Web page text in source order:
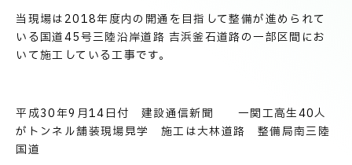
INFORMATION
当現場は2018年度内の開通を目指して整備が進められて
いる国道45号三陸沿岸道路 吉浜釜石道路の一部区間にお
いて施工している工事です。
平成30年9月14日付 建設通信新聞 一関工高生40人
がトンネル舗装現場見学 施工は大林道路 整備局南三陸
国道